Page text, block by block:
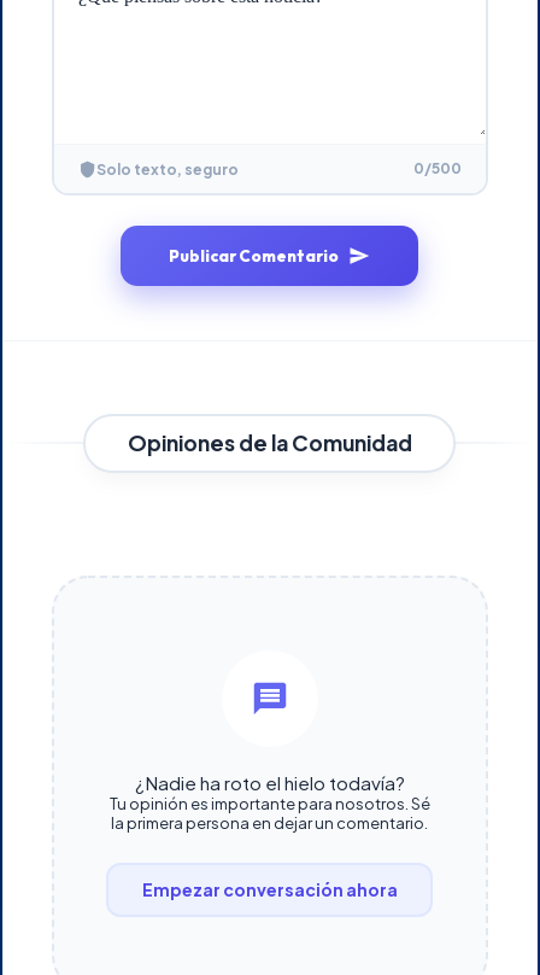
Solo texto, seguro 0/500
Publicar Comentario
Opiniones de la Comunidad
¿Nadie ha roto el hielo todavía?
Tu opinión es importante para nosotros. Sé
la primera persona en dejar un comentario.
Empezar conversación ahora